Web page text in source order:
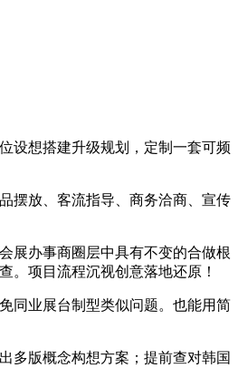
设想搭建升级规划，定制一套可频
摆放、客流指导、商务洽商、宣传
展办事商圈层中具有不变的合做根
。项目流程沉视创意落地还原！
同业展台制型类似问题。也能用简
多版概念构想方案；提前查对韩国